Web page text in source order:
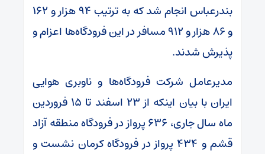
بندرعباس انجام شد که به ترتیب ۹۴ هزار و ۱۶۲
و ۸۶ هزار و ۹۱۲ مسافر در این فرودگاه‌ها اعزام و
پذیرش شدند.
مدیرعامل شرکت فرودگاه‌ها و ناوبری هوایی
ایران با بیان اینکه از ۲۳ اسفند تا ۱۵ فروردین
ماه سال جاری، ۶۳۶ پرواز در فرودگاه منطقه آزاد
قشم و ۴۳۴ پرواز در فرودگاه کرمان نشست و